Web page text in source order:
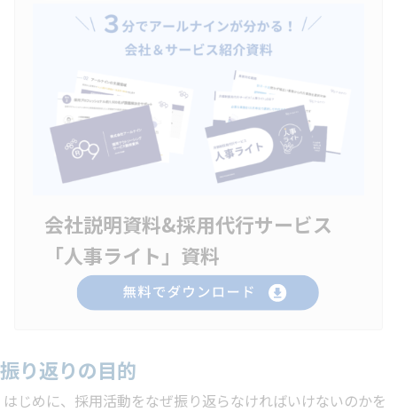
会社説明資料&採用代行サービス
「人事ライト」資料
振り返りの目的
はじめに、採用活動をなぜ振り返らなければいけないのかを